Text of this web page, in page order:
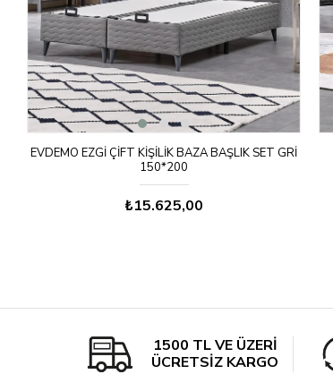
EVDEMO EZGI ÇIFT KIŞILIK BAZA BAŞLIK SET GRI
150*200
₺15.625,00
1500 TL VE ÜZERİ
ÜCRETSİZ KARGO